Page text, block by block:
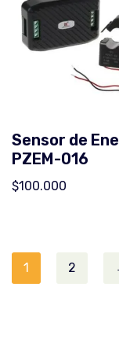
Sensor de
PZEM-016
$100.000
1 2